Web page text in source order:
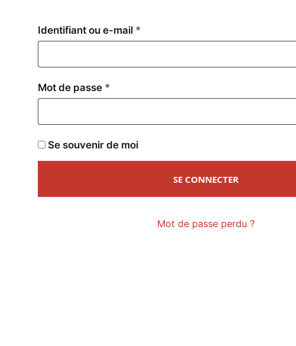
Identifiant ou e-mail *
Mot de passe *
Se souvenir de moi
SE CONNECTER
Mot de passe perdu ?